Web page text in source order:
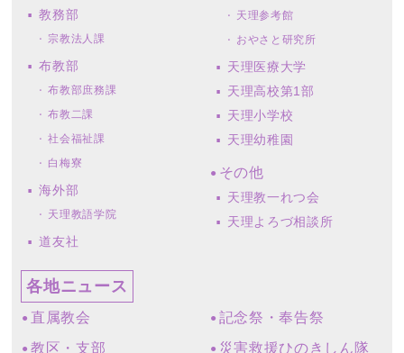
教務部
宗教法人課
布教部
布教部庶務課
布教二課
社会福祉課
白梅寮
海外部
天理教語学院
道友社
天理参考館
おやさと研究所
天理医療大学
天理高校第1部
天理小学校
天理幼稚園
その他
天理教一れつ会
天理よろづ相談所
各地ニュース
直属教会
教区・支部
記念祭・奉告祭
災害救援ひのきしん隊